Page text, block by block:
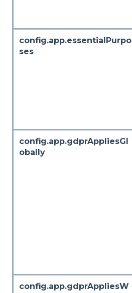
config.app.essentialPurpo
ses
config.app.gdprAppliesGl
obally
config.app.gdprAppliesW